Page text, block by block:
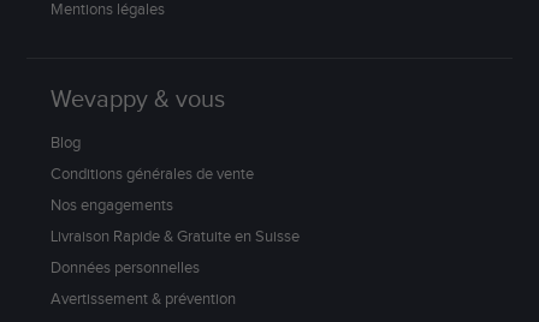
Mentions légales
Wevappy & vous
Blog
Conditions générales de vente
Nos engagements
Livraison Rapide & Gratuite en Suisse
Données personnelles
Avertissement & prévention